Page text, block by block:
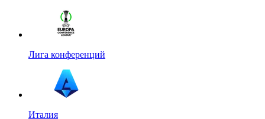
Лига конференций
Италия